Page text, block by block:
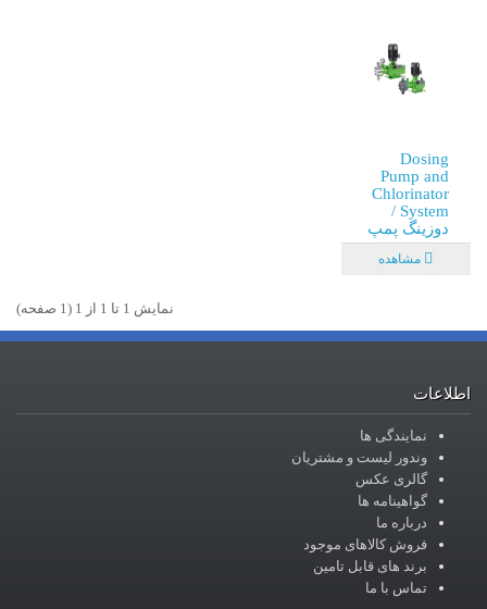
Dosing
Pump and
Chlorinator
System /
دوزینگ پمپ
مشاهده
نمايش 1 تا 1 از 1 (1 صفحه)
اطلاعات
نمایندگی ها
وندور لیست و مشتریان
گالری عکس
گواهینامه ها
درباره ما
فروش کالاهای موجود
برند های قابل تامین
تماس با ما